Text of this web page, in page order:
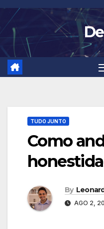
Skip
to
content
TUDO JUNTO
Como
By
AGO 2,